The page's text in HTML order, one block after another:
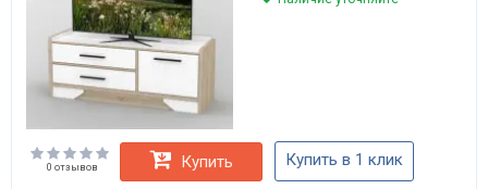
0 отзывов Купить Купить в 1 клик